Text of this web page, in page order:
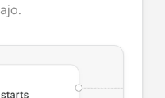
fluida con varias personas
ocurra algo